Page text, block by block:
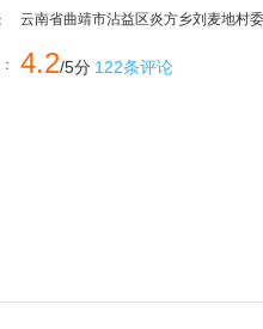
4.2/5分 122条评论